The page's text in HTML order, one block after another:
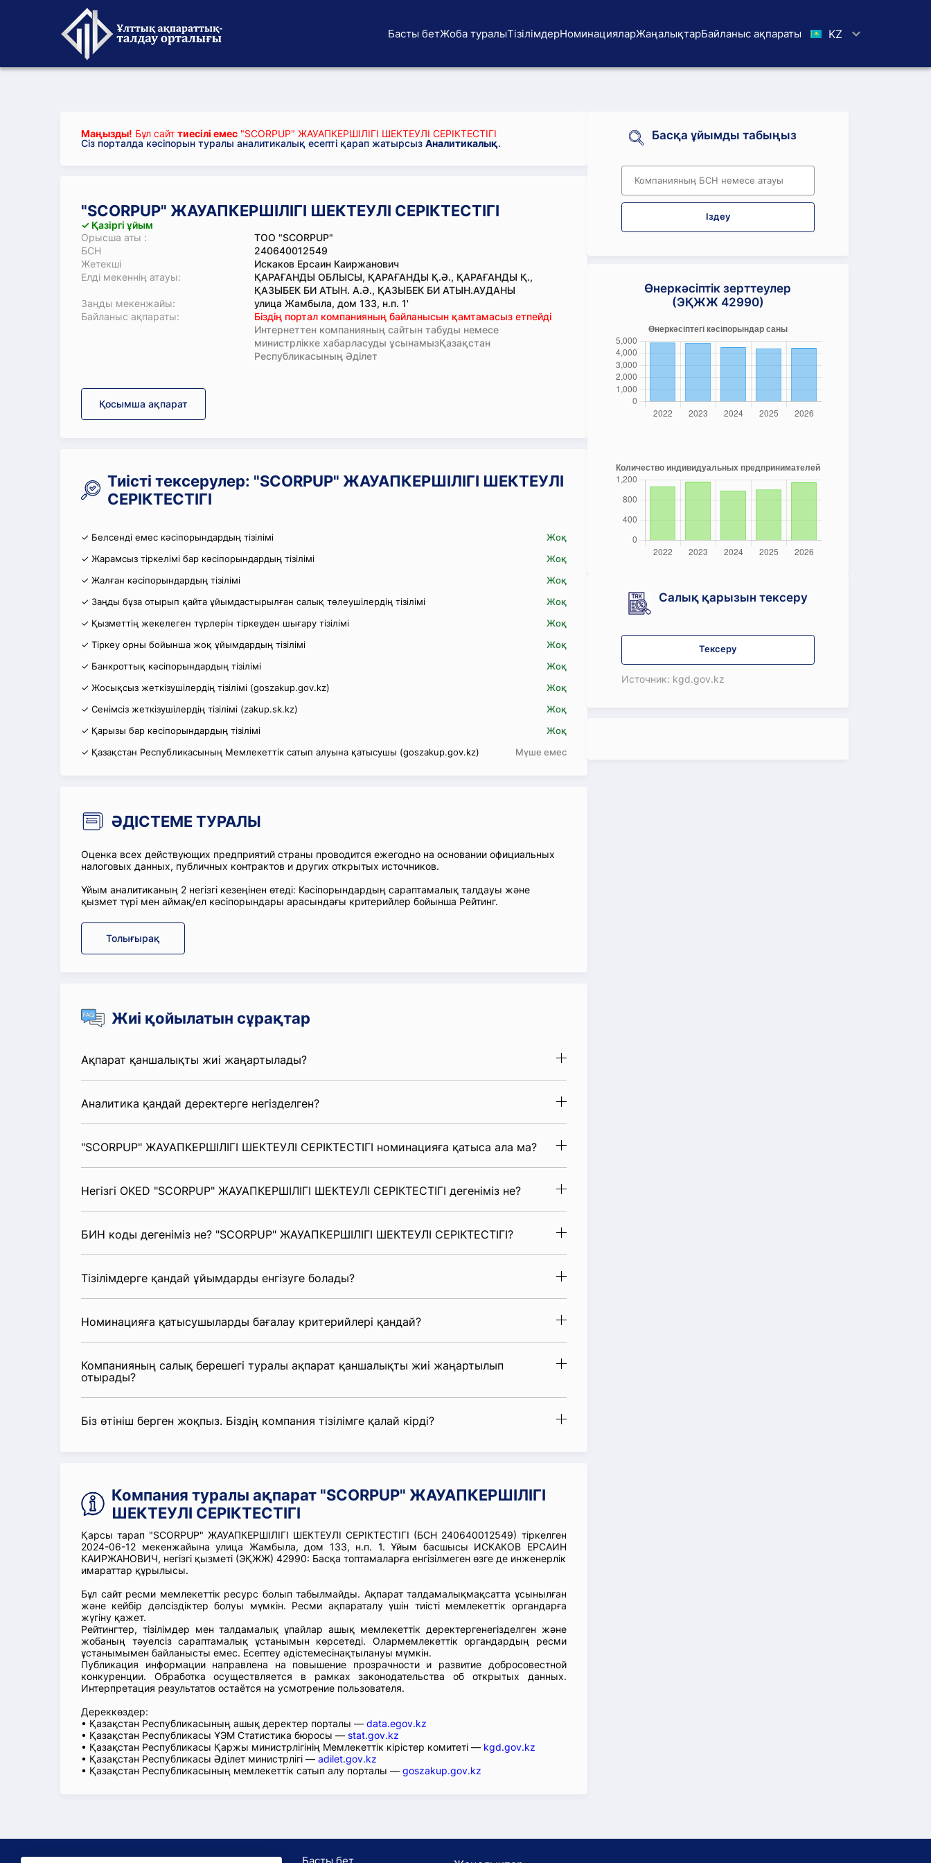
Басты бетЖоба туралыТізілімдерНоминацияларЖаңалықтарБайланыс ақпараты KZ
Маңызды! Бұл сайт тиесілі емес "SCORPUP" ЖАУАПКЕРШІЛІГІ ШЕКТЕУЛІ СЕРІКТЕСТІГІ
Сіз порталда кәсіпорын туралы аналитикалық есепті қарап жатырсыз Аналитикалық.
"SCORPUP" ЖАУАПКЕРШІЛІГІ ШЕКТЕУЛІ СЕРІКТЕСТІГІ
✓ Қазіргі ұйым
Орысша аты :
ТОО "SCORPUP"
БСН
240640012549
Жетекші
Искаков Ерсаин Каиржанович
Елді мекеннің атауы:
ҚАРАҒАНДЫ ОБЛЫСЫ, ҚАРАҒАНДЫ Қ.Ә., ҚАРАҒАНДЫ Қ.,
ҚАЗЫБЕК БИ АТЫН. А.Ә., ҚАЗЫБЕК БИ АТЫН.АУДАНЫ
Заңды мекенжайы:
улица Жамбыла, дом 133, н.п. 1'
Байланыс ақпараты:
Біздің портал компанияның байланысын қамтамасыз етпейді
Интернеттен компанияның сайтын табуды немесе
министрлікке хабарласуды ұсынамызҚазақстан
Республикасының Әділет
Қосымша ақпарат
Тиісті тексерулер: "SCORPUP" ЖАУАПКЕРШІЛІГІ ШЕКТЕУЛІ
СЕРІКТЕСТІГІ
✓ Белсенді емес кәсіпорындардың тізілімі
Жоқ
✓ Жарамсыз тіркелімі бар кәсіпорындардың тізілімі
Жоқ
✓ Жалған кәсіпорындардың тізілімі
Жоқ
✓ Заңды бұза отырып қайта ұйымдастырылған салық төлеушілердің тізілімі
Жоқ
✓ Қызметтің жекелеген түрлерін тіркеуден шығару тізілімі
Жоқ
✓ Тіркеу орны бойынша жоқ ұйымдардың тізілімі
Жоқ
✓ Банкроттық кәсіпорындардың тізілімі
Жоқ
✓ Жосықсыз жеткізушілердің тізілімі (goszakup.gov.kz)
Жоқ
✓ Сенімсіз жеткізушілердің тізілімі (zakup.sk.kz)
Жоқ
✓ Қарызы бар кәсіпорындардың тізілімі
Жоқ
✓ Қазақстан Республикасының Мемлекеттік сатып алуына қатысушы (goszakup.gov.kz)
Мүше емес
ӘДІСТЕМЕ ТУРАЛЫ
Оценка всех действующих предприятий страны проводится ежегодно на основании официальных
налоговых данных, публичных контрактов и других открытых источников.
Ұйым аналитиканың 2 негізгі кезеңінен өтеді: Кәсіпорындардың сараптамалық талдауы және
қызмет түрі мен аймақ/ел кәсіпорындары арасындағы критерийлер бойынша Рейтинг.
Толығырақ
Жиі қойылатын сұрақтар
Ақпарат қаншалықты жиі жаңартылады?
Аналитика қандай деректерге негізделген?
"SCORPUP" ЖАУАПКЕРШІЛІГІ ШЕКТЕУЛІ СЕРІКТЕСТІГІ номинацияға қатыса ала ма?
Негізгі OKED "SCORPUP" ЖАУАПКЕРШІЛІГІ ШЕКТЕУЛІ СЕРІКТЕСТІГІ дегеніміз не?
БИН коды дегеніміз не? "SCORPUP" ЖАУАПКЕРШІЛІГІ ШЕКТЕУЛІ СЕРІКТЕСТІГІ?
Тізілімдерге қандай ұйымдарды енгізуге болады?
Номинацияға қатысушыларды бағалау критерийлері қандай?
Компанияның салық берешегі туралы ақпарат қаншалықты жиі жаңартылып
отырады?
Біз өтініш берген жоқпыз. Біздің компания тізілімге қалай кірді?
Компания туралы ақпарат "SCORPUP" ЖАУАПКЕРШІЛІГІ
ШЕКТЕУЛІ СЕРІКТЕСТІГІ
Қарсы тарап "SCORPUP" ЖАУАПКЕРШІЛІГІ ШЕКТЕУЛІ СЕРІКТЕСТІГІ (БСН 240640012549) тіркелген
2024-06-12 мекенжайына улица Жамбыла, дом 133, н.п. 1. Ұйым басшысы ИСКАКОВ ЕРСАИН
КАИРЖАНОВИЧ, негізгі қызметі (ЭҚЖЖ) 42990: Басқа топтамаларға енгізілмеген өзге де инженерлік
имараттар құрылысы.
Бұл сайт ресми мемлекеттік ресурс болып табылмайды. Ақпарат талдамалықмақсатта ұсынылған
және кейбір дәлсіздіктер болуы мүмкін. Ресми ақпараталу үшін тиісті мемлекеттік органдарға
жүгіну қажет.
Рейтингтер, тізілімдер мен талдамалық ұпайлар ашық мемлекеттік деректергенегізделген және
жобаның тәуелсіз сараптамалық ұстанымын көрсетеді. Олармемлекеттік органдардың ресми
ұстанымымен байланысты емес. Есептеу әдістемесінақтылануы мүмкін.
Публикация информации направлена на повышение прозрачности и развитие добросовестной
конкуренции. Обработка осуществляется в рамках законодательства об открытых данных.
Интерпретация результатов остаётся на усмотрение пользователя.
Дереккөздер:
• Қазақстан Республикасының ашық деректер порталы — data.egov.kz
• Қазақстан Республикасы ҰЭМ Статистика бюросы — stat.gov.kz
• Қазақстан Республикасы Қаржы министрлігінің Мемлекеттік кірістер комитеті — kgd.gov.kz
• Қазақстан Республикасы Әділет министрлігі — adilet.gov.kz
• Қазақстан Республикасының мемлекеттік сатып алу порталы — goszakup.gov.kz
Басқа ұйымды табыңыз
Іздеу
Өнеркәсіптік зерттеулер
(ЭҚЖЖ 42990)
Салық қарызын тексеру
Тексеру
Источник: kgd.gov.kz